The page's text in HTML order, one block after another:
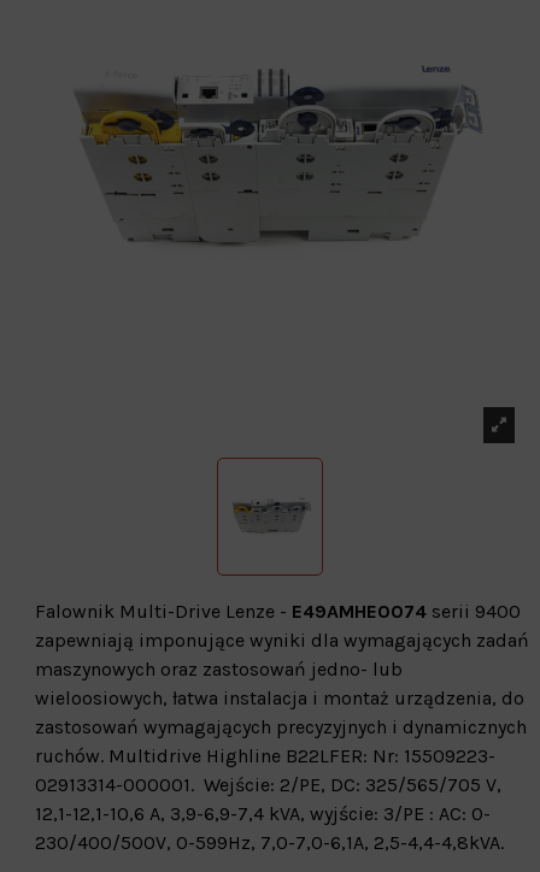
Falownik Multi-Drive Lenze - E49AMHE0074 serii 9400
zapewniają imponujące wyniki dla wymagających zadań
maszynowych oraz zastosowań jedno- lub
wieloosiowych, łatwa instalacja i montaż urządzenia, do
zastosowań wymagających precyzyjnych i dynamicznych
ruchów. Multidrive Highline B22LFER: Nr: 15509223-
02913314-000001. Wejście: 2/PE, DC: 325/565/705 V,
12,1-12,1-10,6 A, 3,9-6,9-7,4 kVA, wyjście: 3/PE : AC: 0-
230/400/500V, 0-599Hz, 7,0-7,0-6,1A, 2,5-4,4-4,8kVA.